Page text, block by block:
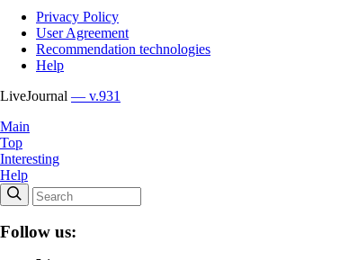
Privacy Policy
User Agreement
Recommendation technologies
Help
LiveJournal — v.931
Main
Top
Interesting
Help
Follow us: